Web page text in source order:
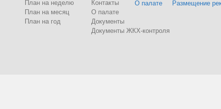
План на неделю
План на месяц
План на год
Контакты
О палате
Документы
Документы ЖКХ-контроля
О палате Размещение